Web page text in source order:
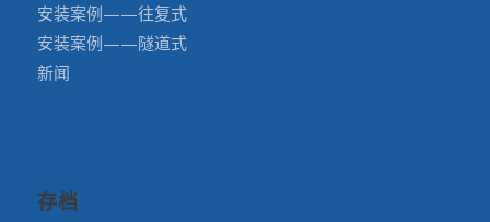
安装案例——往复式
安装案例——隧道式
新闻
存档